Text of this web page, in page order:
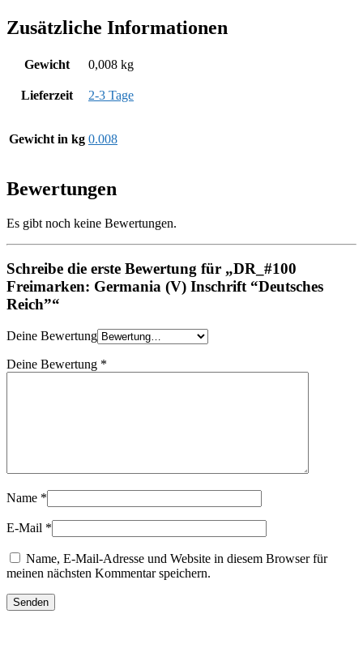
Zusätzliche Informationen
Gewicht 0,008 kg
Lieferzeit 2-3 Tage
Gewicht in kg 0.008
Bewertungen
Es gibt noch keine Bewertungen.
Schreibe die erste Bewertung für „DR_#100
Freimarken: Germania (V) Inschrift “Deutsches
Reich”“
Deine Bewertung
Deine Bewertung *
Name *
E-Mail *
Name, E-Mail-Adresse und Website in diesem Browser für
meinen nächsten Kommentar speichern.